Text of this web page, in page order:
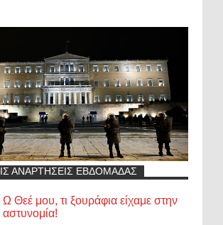
ΑΝΑΡΤΗΣΕΙΣ ΕΒΔΟΜΑΔΑΣ
Ω Θεέ μου, τι ξουράφια είχαμε στην
αστυνομία!